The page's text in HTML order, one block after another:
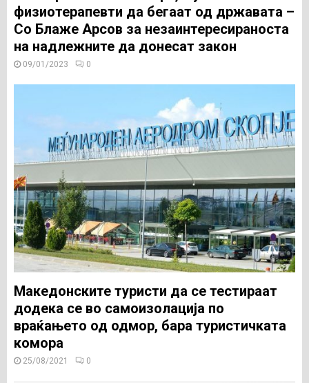
физиотерапевти да бегаат од државата –
Со Блаже Арсов за незаинтересираноста
на надлежните да донесат закон
09/01/2023 0
Македонските туристи да се тестираат
додека се во самоизолација по
враќањето од одмор, бара туристичката
комора
25/08/2021 0